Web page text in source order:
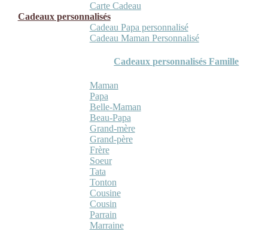
Carte Cadeau
Cadeaux personnalisés
Cadeau Papa personnalisé
Cadeau Maman Personnalisé
Cadeaux personnalisés Famille
Maman
Papa
Belle-Maman
Beau-Papa
Grand-mère
Grand-père
Frère
Soeur
Tata
Tonton
Cousine
Cousin
Parrain
Marraine